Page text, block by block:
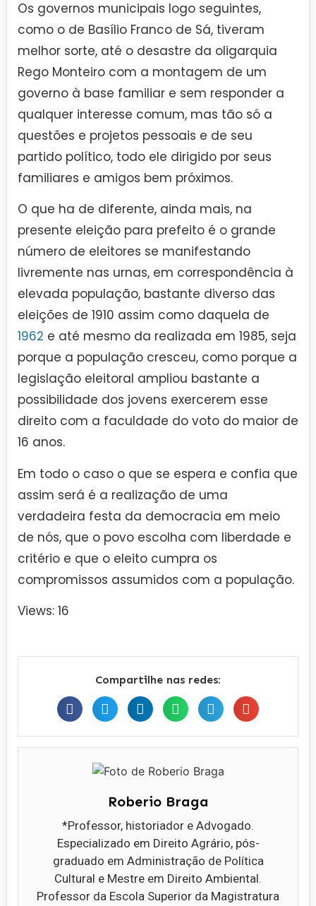
Os governos municipais logo seguintes,
como o de Basílio Franco de Sá, tiveram
melhor sorte, até o desastre da oligarquia
Rego Monteiro com a montagem de um
governo à base familiar e sem responder a
qualquer interesse comum, mas tão só a
questões e projetos pessoais e de seu
partido político, todo ele dirigido por seus
familiares e amigos bem próximos.
O que ha de diferente, ainda mais, na
presente eleição para prefeito é o grande
número de eleitores se manifestando
livremente nas urnas, em correspondência à
elevada população, bastante diverso das
eleições de 1910 assim como daquela de
1962 e até mesmo da realizada em 1985, seja
porque a população cresceu, como porque a
legislação eleitoral ampliou bastante a
possibilidade dos jovens exercerem esse
direito com a faculdade do voto do maior de
16 anos.
Em todo o caso o que se espera e confia que
assim será é a realização de uma
verdadeira festa da democracia em meio
de nós, que o povo escolha com liberdade e
critério e que o eleito cumpra os
compromissos assumidos com a população.
Views: 16
Compartilhe nas redes:
Roberio Braga
*Professor, historiador e Advogado.
Especializado em Direito Agrário, pós-
graduado em Administração de Política
Cultural e Mestre em Direito Ambiental.
Professor da Escola Superior da Magistratura